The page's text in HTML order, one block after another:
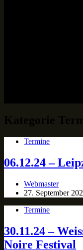
Termine
06.12.24 –
Webmaster
27. September
Termine
30.11.24 –
Noire Festival